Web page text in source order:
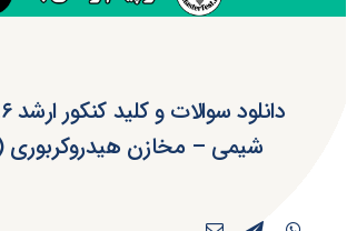
‌شیمی – مخازن‌ هیدروکربوری